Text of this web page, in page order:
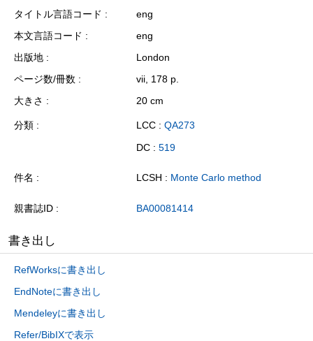
タイトル言語コード
eng
本文言語コード
eng
出版地
London
ページ数/冊数
vii, 178 p.
大きさ
20 cm
分類 LCC : QA273
DC : 519
件名 LCSH : Monte Carlo method
親書誌ID BA00081414
書き出し
RefWorksに書き出し
EndNoteに書き出し
Mendeleyに書き出し
Refer/BibIXで表示